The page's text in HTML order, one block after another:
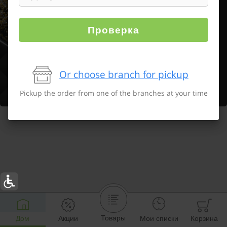
Дом Акции Товары Мои списки Корзина
Проверка
Or choose branch for pickup
Pickup the order from one of the branches at your time